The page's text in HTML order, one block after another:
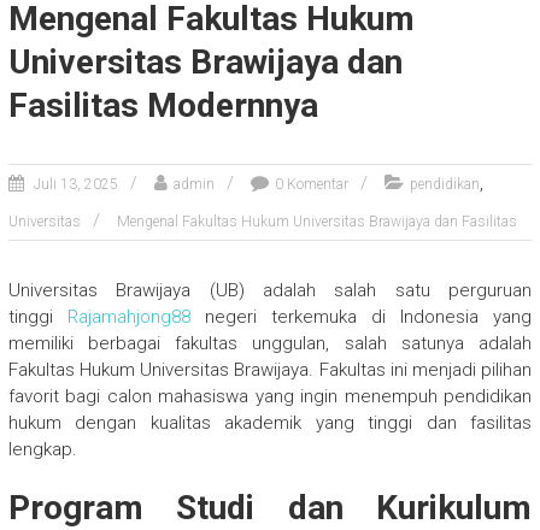
Mengenal Fakultas Hukum
Universitas Brawijaya dan
Fasilitas Modernnya
Juli 13, 2025 admin 0 Komentar pendidikan,
Universitas Mengenal Fakultas Hukum Universitas Brawijaya dan Fasilitas
Universitas Brawijaya (UB) adalah salah satu perguruan
tinggi Rajamahjong88negeri terkemuka di Indonesia yang
memiliki berbagai fakultas unggulan, salah satunya adalah
Fakultas Hukum Universitas Brawijaya. Fakultas ini menjadi pilihan
favorit bagi calon mahasiswa yang ingin menempuh pendidikan
hukum dengan kualitas akademik yang tinggi dan fasilitas
lengkap.
Program Studi dan Kurikulum